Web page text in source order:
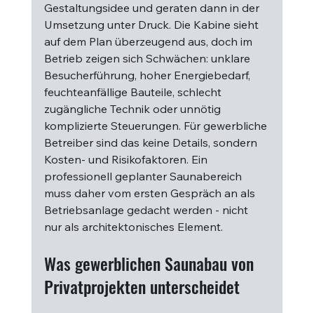
Gestaltungsidee und geraten dann in der
Umsetzung unter Druck. Die Kabine sieht
auf dem Plan überzeugend aus, doch im
Betrieb zeigen sich Schwächen: unklare
Besucherführung, hoher Energiebedarf,
feuchteanfällige Bauteile, schlecht
zugängliche Technik oder unnötig
komplizierte Steuerungen. Für gewerbliche
Betreiber sind das keine Details, sondern
Kosten- und Risikofaktoren. Ein
professionell geplanter Saunabereich
muss daher vom ersten Gespräch an als
Betriebsanlage gedacht werden - nicht
nur als architektonisches Element.
Was gewerblichen Saunabau von
Privatprojekten unterscheidet